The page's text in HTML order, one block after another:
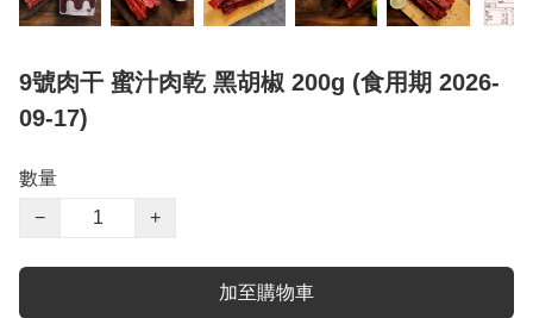
9號肉干 蜜汁肉乾 黑胡椒 200g (食用期 2026-
09-17)
數量
−
+
加至購物車